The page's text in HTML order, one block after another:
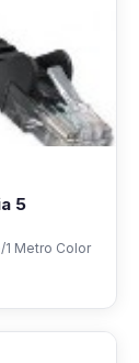
5
Metro Color